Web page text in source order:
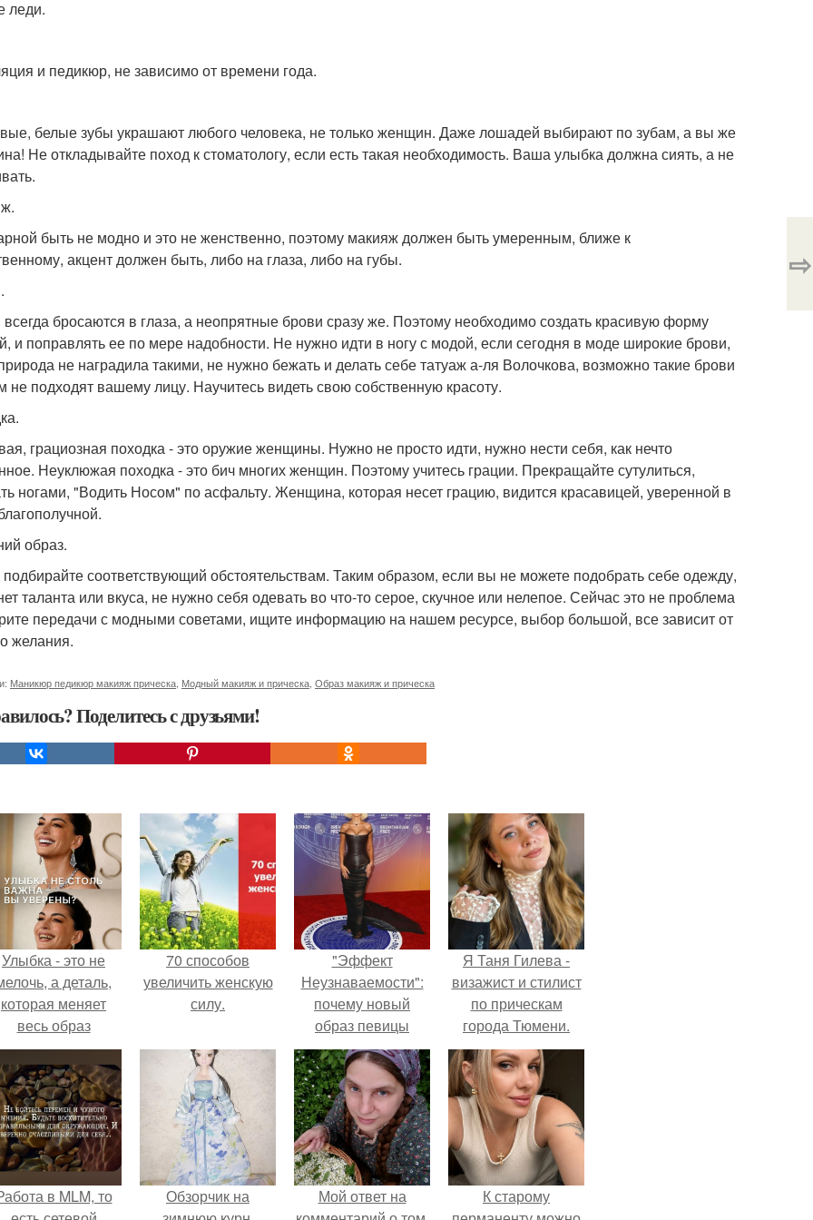
леди.
и педикюр, не зависимо от времени года.
белые зубы украшают любого человека, не только женщин. Даже лошадей выбирают по зубам, а вы же
Не откладывайте поход к стоматологу, если есть такая необходимость. Ваша улыбка должна сиять, а не
быть не модно и это не женственно, поэтому макияж должен быть умеренным, ближе к
акцент должен быть, либо на глаза, либо на губы.
бросаются в глаза, а неопрятные брови сразу же. Поэтому необходимо создать красивую форму
и поправлять ее по мере надобности. Не нужно идти в ногу с модой, если сегодня в моде широкие брови,
не наградила такими, не нужно бежать и делать себе татуаж а-ля Волочкова, возможно такие брови
не подходят вашему лицу. Научитесь видеть свою собственную красоту.
грациозная походка - это оружие женщины. Нужно не просто идти, нужно нести себя, как нечто
Неуклюжая походка - это бич многих женщин. Поэтому учитесь грации. Прекращайте сутулиться,
ногами, "Водить Носом" по асфальту. Женщина, которая несет грацию, видится красавицей, уверенной в
образ.
соответствующий обстоятельствам. Таким образом, если вы не можете подобрать себе одежду,
таланта или вкуса, не нужно себя одевать во что-то серое, скучное или нелепое. Сейчас это не проблема
передачи с модными советами, ищите информацию на нашем ресурсе, выбор большой, все зависит от
желания.
Маникюр педикюр макияж прическа Модный макияж и прическа Образ макияж и прическа
Поделитесь с друзьями!
⇨
Улыбка - это не
а деталь,
которая меняет
весь образ
человека.
70 способов
увеличить женскую
силу.
"Эффект
Неузнаваемости":
почему новый
образ певицы
вызвал споры о
гранях
возможного?
Я Таня Гилева -
визажист и стилист
по прическам
города Тюмени.
в MLM, то
Обзорчик на
Мой ответ на
К старому